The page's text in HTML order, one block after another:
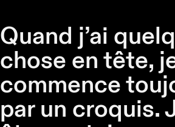
Quand j’ai
chose en tête,
commence
par un croquis.